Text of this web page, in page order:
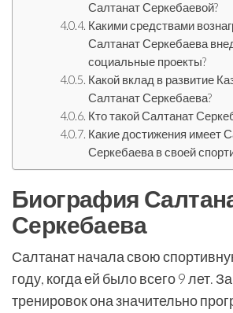
Салтанат Серкебаевой?
Какими средствами
Салтанат Серкебаева
социальные проекты?
Какой вклад в развитие
Салтанат Серкебаева?
Кто такой Салтанат
Какие достижения имеет
Серкебаева в своей
Биография
Серкебаева
Салтанат начала свою
году, когда ей было всего 9 лет.
тренировок она значительно